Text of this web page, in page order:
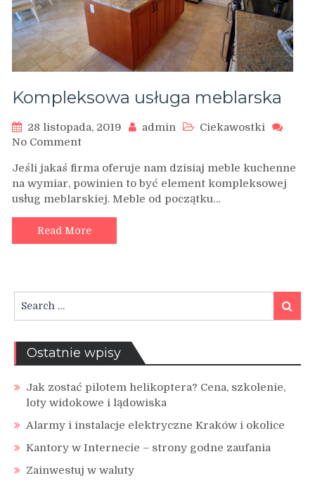
Kompleksowa usługa meblarska
28 listopada, 2019 admin
Ciekawostki
No Commenton
usługa
meblarska
Jeśli jakaś firma oferuje nam dzisiaj meble kuchenne
na wymiar, powinien to być element kompleksowej
usług meblarskiej. Meble od początku…
Read More
for:
Search
Ostatnie wpisy
Jak zostać pilotem helikoptera? Cena, szkolenie,
loty widokowe i lądowiska
Alarmy i instalacje elektryczne Kraków i okolice
Kantory w Internecie – strony godne zaufania
Zainwestuj w waluty